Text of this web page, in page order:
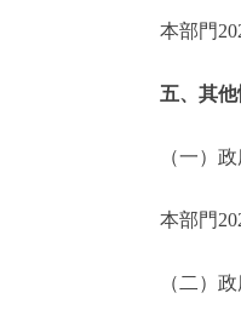
本部門2025
五、其他
（一）政
本部門
（二）政